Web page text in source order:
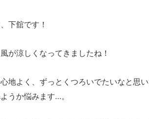
下舘です！
が涼しくなってきましたね！
地よく、ずっとくつろいでたいなと思
うか悩みます…。